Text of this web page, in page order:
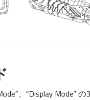
、”Display Mode”